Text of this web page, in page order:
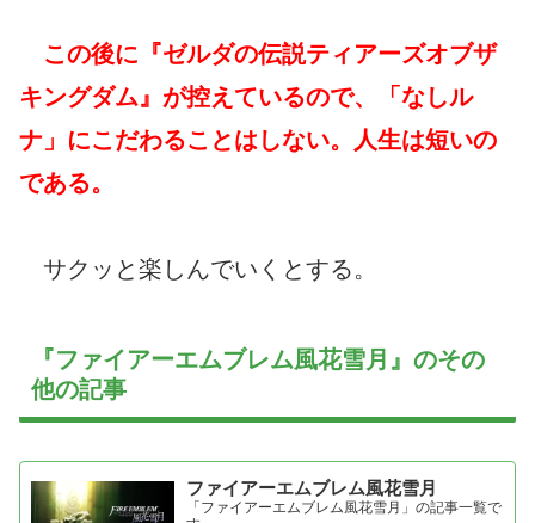
この後に『ゼルダの伝説ティアーズオブザ
キングダム』が控えているので、「なしル
ナ」にこだわることはしない。人生は短いの
である。
サクッと楽しんでいくとする。
『ファイアーエムブレム風花雪月』のその
他の記事
ファイアーエムブレム風花雪月
「ファイアーエムブレム風花雪月」の記事一覧で